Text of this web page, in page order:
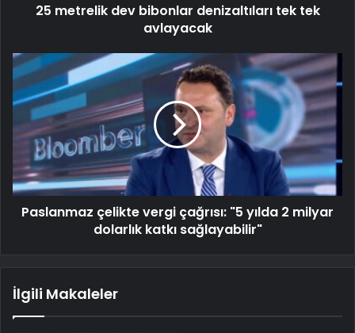
25 metrelik dev bibonlar denizaltıları tek tek
avlayacak
Paslanmaz çelikte vergi çağrısı: "5 yılda 2 milyar
dolarlık katkı sağlayabilir"
İlgili Makaleler